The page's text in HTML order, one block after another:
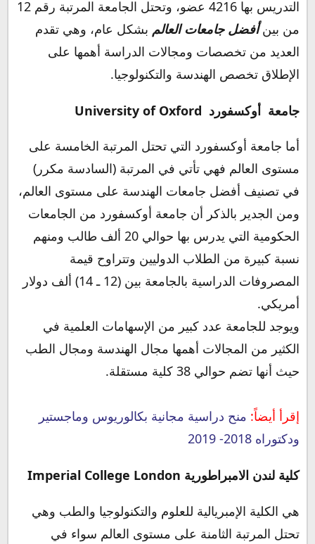
التدريس بها 4216 عضو، وتحتل الجامعة المرتبة رقم 12
من بينأفضل جامعات العالم بشكل عام، وهي تقدم
العديد من تخصصات ومجالات الدراسة أهمها على
الإطلاق تخصص الهندسة والتكنولوجيا.
جامعة أوكسفورد University of Oxford
أما جامعة أوكسفورد التي تحتل المرتبة الخامسة على
مستوى العالم فهي تأتي في المرتبة (السادسة مكرر)
في تصنيف أفضل جامعات الهندسة على مستوى العالم،
ومن الجدير بالذكر أن جامعة أوكسفورد من الجامعات
الحكومية التي يدرس بها حوالي 20 ألف طالب ومنهم
نسبة كبيرة من الطلاب الدوليين وتتراوح قيمة
المصروفات الدراسية بالجامعة بين (12 ـ 14) ألف دولار
أمريكي.
ويوجد للجامعة عدد كبير من الإسهامات العلمية في
الكثير من المجالات أهمها مجال الهندسة ومجال الطب
حيث أنها تضم حوالي 38 كلية مستقلة.
إقرأ أيضاً: منح دراسية مجانية بكالوريوس وماجستير
ودكتوراه 2018- 2019
كلية لندن الامبراطورية Imperial College London
هي الكلية الإمبريالية للعلوم والتكنولوجيا والطب وهي
تحتل المرتبة الثامنة على مستوى العالم سواء في